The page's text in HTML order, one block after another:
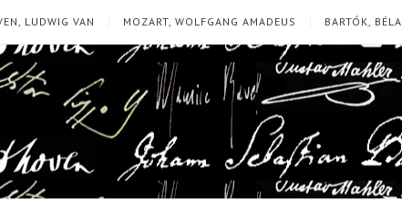
LUDWIG VAN MOZART, WOLFGANG AMADEUS BARTÓK, BÉLA